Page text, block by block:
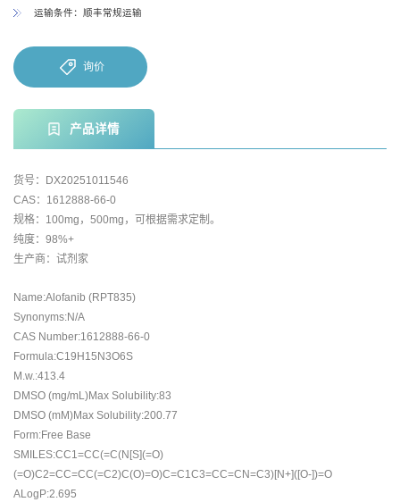
运输条件：顺丰常规运输
询价
产品详情
货号：DX20251011546
CAS：1612888-66-0
规格：100mg，500mg，可根据需求定制。
纯度：98%+
生产商：试剂家
Name:Alofanib (RPT835)
Synonyms:N/A
CAS Number:1612888-66-0
Formula:C19H15N3O6S
M.w.:413.4
DMSO (mg/mL)Max Solubility:83
DMSO (mM)Max Solubility:200.77
Form:Free Base
SMILES:CC1=CC(=C(N[S](=O)
(=O)C2=CC=CC(=C2)C(O)=O)C=C1C3=CC=CN=C3)[N+]([O-])=O
ALogP:2.695